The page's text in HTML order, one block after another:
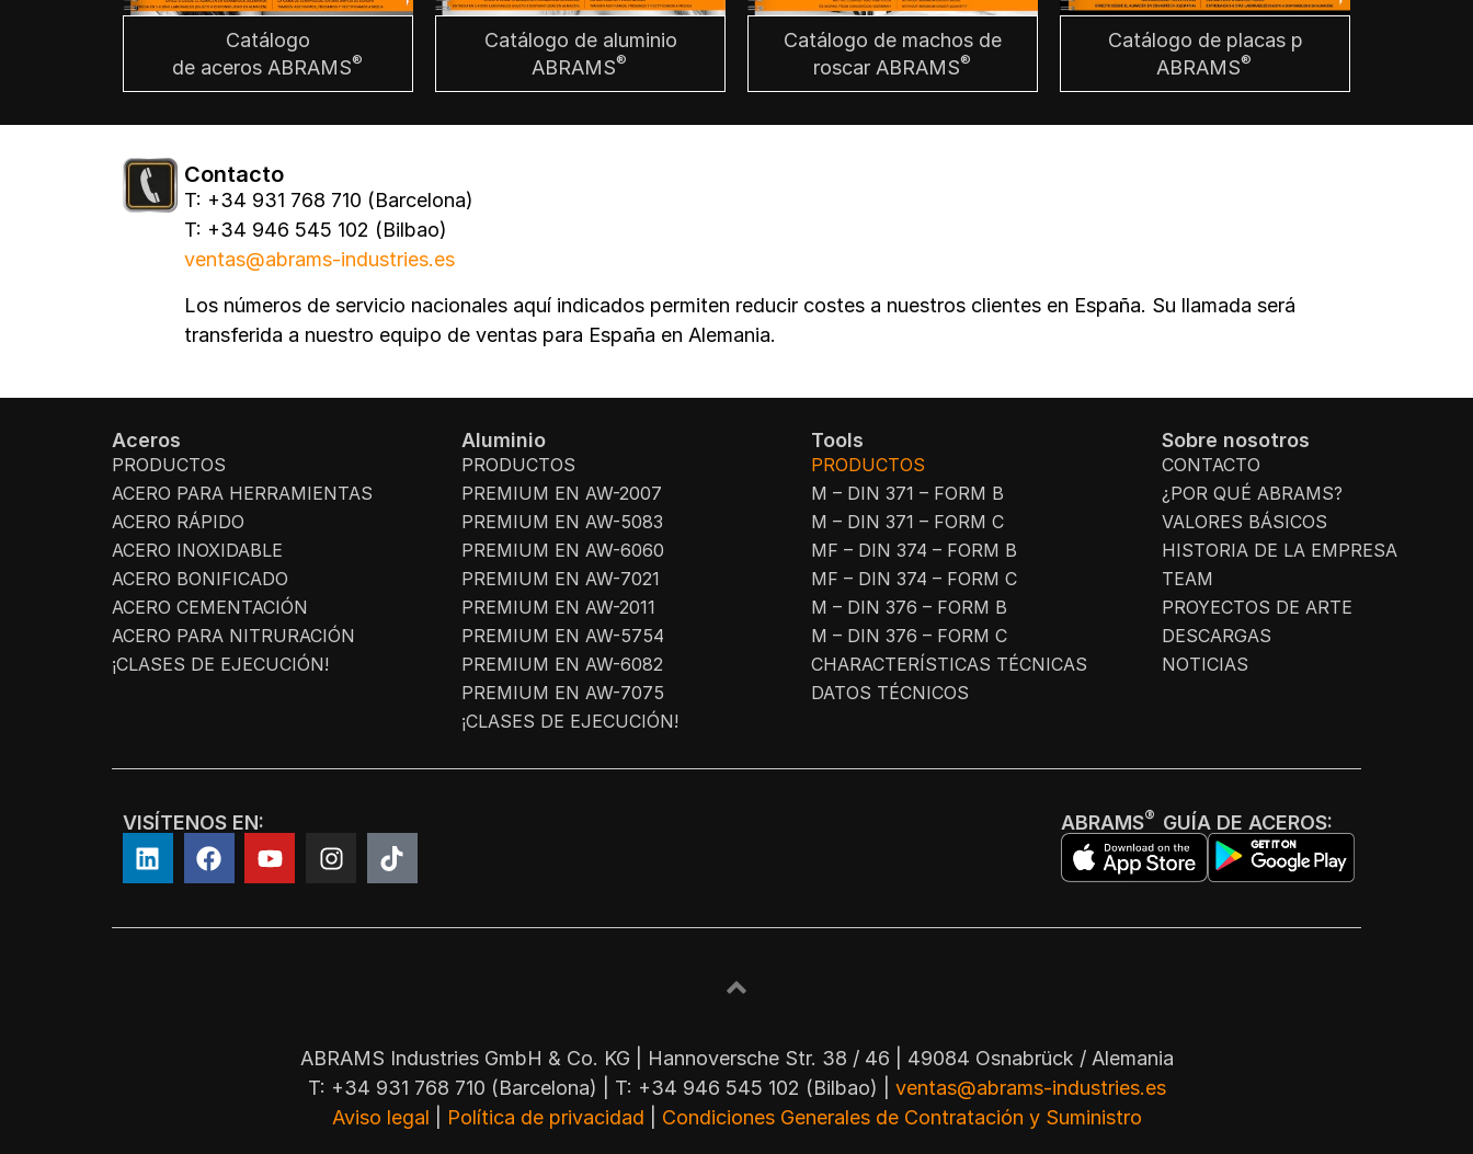
Catálogo
de aceros ABRAMS®
Catálogo de aluminio
ABRAMS®
Catálogo de machos de
roscar ABRAMS®
Catálogo de placas p
ABRAMS®
Contacto
T: +34 931 768 710 (Barcelona)
T: +34 946 545 102 (Bilbao)
ventas@abrams-industries.es
Los números de servicio nacionales aquí indicados permiten reducir costes a nuestros clientes en España. Su llamada será
transferida a nuestro equipo de ventas para España en Alemania.
Aceros
PRODUCTOS
ACERO PARA HERRAMIENTAS
ACERO RÁPIDO
ACERO INOXIDABLE
ACERO BONIFICADO
ACERO CEMENTACIÓN
ACERO PARA NITRURACIÓN
¡CLASES DE EJECUCIÓN!
Aluminio
PRODUCTOS
PREMIUM EN AW-2007
PREMIUM EN AW-5083
PREMIUM EN AW-6060
PREMIUM EN AW-7021
PREMIUM EN AW-2011
PREMIUM EN AW-5754
PREMIUM EN AW-6082
PREMIUM EN AW-7075
¡CLASES DE EJECUCIÓN!
Tools
PRODUCTOS
M – DIN 371 – FORM B
M – DIN 371 – FORM C
MF – DIN 374 – FORM B
MF – DIN 374 – FORM C
M – DIN 376 – FORM B
M – DIN 376 – FORM C
CHARACTERÍSTICAS TÉCNICAS
DATOS TÉCNICOS
Sobre nosotros
CONTACTO
¿POR QUÉ ABRAMS?
VALORES BÁSICOS
HISTORIA DE LA EMPRESA
TEAM
PROYECTOS DE ARTE
DESCARGAS
NOTICIAS
VISÍTENOS EN: ABRAMS® GUÍA DE ACEROS:
ABRAMS Industries GmbH & Co. KG | Hannoversche Str. 38 / 46 | 49084 Osnabrück / Alemania
T: +34 931 768 710 (Barcelona) | T: +34 946 545 102 (Bilbao) | ventas@abrams-industries.es
Aviso legal
Política de privacidad Condiciones Generales de Contratación y Suministro